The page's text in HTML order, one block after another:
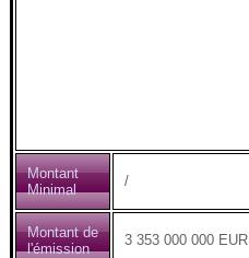
Montant
Minimal
/
Montant de
l'émission
3 353 000 000 EUR